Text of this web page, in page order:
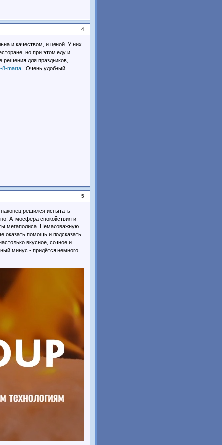
4
и качеством, и ценой. У них
но при этом еду и
решения для праздников,
8-marta . Очень удобный
5
решился испытать
Атмосфера спокойствия и
мегаполиса. Немаловажную
оказать помощь и подсказать
вкусное, сочное и
минус - придётся немного